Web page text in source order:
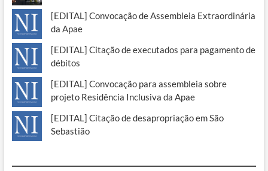
[EDITAL] Convocação de Assembleia Extraordinária
da Apae
[EDITAL] Citação de executados para pagamento de
débitos
[EDITAL] Convocação para assembleia sobre
projeto Residência Inclusiva da Apae
[EDITAL] Citação de desapropriação em São
Sebastião